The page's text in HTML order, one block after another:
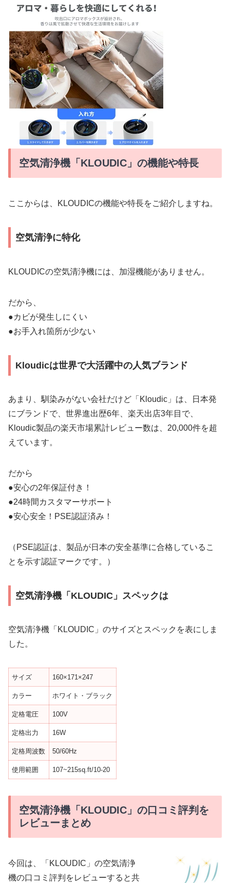
空気清浄機「KLOUDIC」の機能や特長
ここからは、KLOUDICの機能や特長をご紹介しますね。
空気清浄に特化
KLOUDICの空気清浄機には、加湿機能がありません。
だから、
●カビが発生しにくい
●お手入れ箇所が少ない
Kloudicは世界で大活躍中の人気ブランド
あまり、馴染みがない会社だけど「Kloudic」は、日本発
にブランドで、世界進出歴6年、楽天出店3年目で、
Kloudic製品の楽天市場累計レビュー数は、20,000件を超
えています。
だから
●安心の2年保証付き！
●24時間カスタマーサポート
●安心安全！PSE認証済み！
（PSE認証は、製品が日本の安全基準に合格しているこ
とを示す認証マークです。）
空気清浄機「KLOUDIC」スペックは
空気清浄機「KLOUDIC」のサイズとスペックを表にしま
した。
サイズ 160×171×247
カラー ホワイト・ブラック
定格電圧 100V
定格出力 16W
定格周波数 50/60Hz
使用範囲 107~215sq.ft/10-20
空気清浄機「KLOUDIC」の口コミ評判を
レビューまとめ
今回は、「KLOUDIC」の空気清浄
機の口コミ評判をレビューすると共